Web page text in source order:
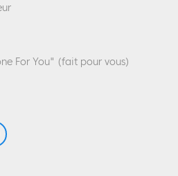
For You" (fait pour vous)